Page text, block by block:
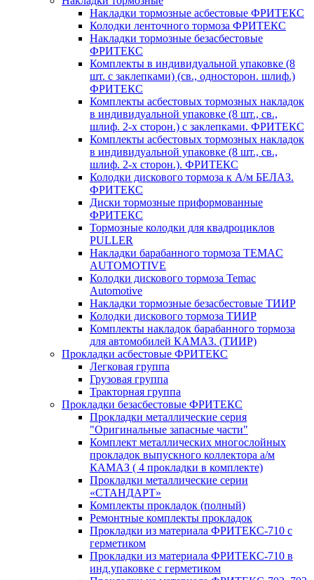
Накладки тормозные асбестовые ФРИТЕКС
Колодки ленточного тормоза ФРИТЕКС
Накладки тормозные безасбестовые
ФРИТЕКС
Комплекты в индивидуальной упаковке (8
шт. с заклепками) (св., односторон. шлиф.)
ФРИТЕКС
Комплекты асбестовых тормозных накладок
в индивидуальной упаковке (8 шт., св.,
шлиф. 2-х сторон.) c заклепками. ФРИТЕКС
Комплекты асбестовых тормозных накладок
в индивидуальной упаковке (8 шт., св.,
шлиф. 2-х сторон.). ФРИТЕКС
Колодки дискового тормоза к А/м БЕЛАЗ.
ФРИТЕКС
Диски тормозные приформованные
ФРИТЕКС
Тормозные колодки для квадроциклов
PULLER
Накладки барабанного тормоза TEMAC
AUTOMOTIVE
Колодки дискового тормоза Temac
Automotive
Накладки тормозные безасбестовые ТИИР
Колодки дискового тормоза ТИИР
Комплекты накладок барабанного тормоза
для автомобилей КАМАЗ. (ТИИР)
Прокладки асбестовые ФРИТЕКС
Легковая группа
Грузовая группа
Тракторная группа
Прокладки безасбестовые ФРИТЕКС
Прокладки металлические серия
"Оригинальные запасные части"
Комплект металлических многослойных
прокладок выпускного коллектора а/м
КАМАЗ ( 4 прокладки в комплекте)
Прокладки металлические серии
«СТАНДАРТ»
Комплекты прокладок (полный)
Ремонтные комплекты прокладок
Прокладки из материала ФРИТЕКС-710 с
герметиком
Прокладки из материала ФРИТЕКС-710 в
инд.упаковке с герметиком